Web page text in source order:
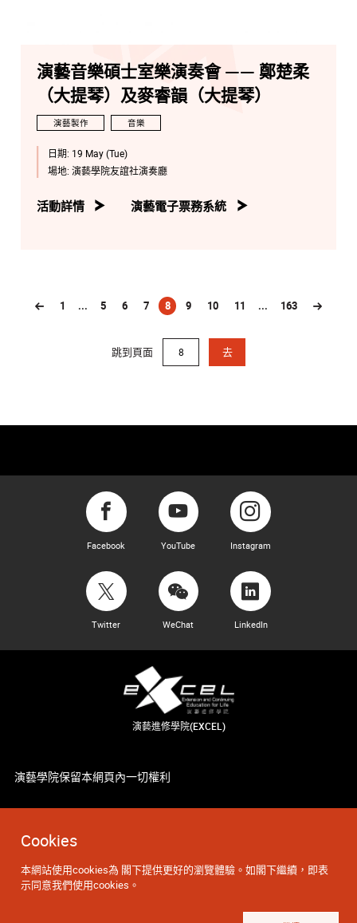
Cookies
本網站使用cookies為 閣下提供更好的瀏覽體驗。如閣下繼續，即表
示同意我們使用cookies。
演藝音樂碩士室樂演奏會 —— 鄭楚柔
（大提琴）及麥睿韻（大提琴）
演藝製作 音樂
日期: 19 May (Tue)
場地: 演藝學院友誼社演奏廳
活動詳情 演藝電子票務系統
1 ... 5 6 7 8
(current)
9 10 11 ... 163
跳到頁面 去
Facebook YouTube Instagram
Twitter WeChat LinkedIn
演藝進修學院(EXCEL)
演藝學院保留本網頁內一切權利